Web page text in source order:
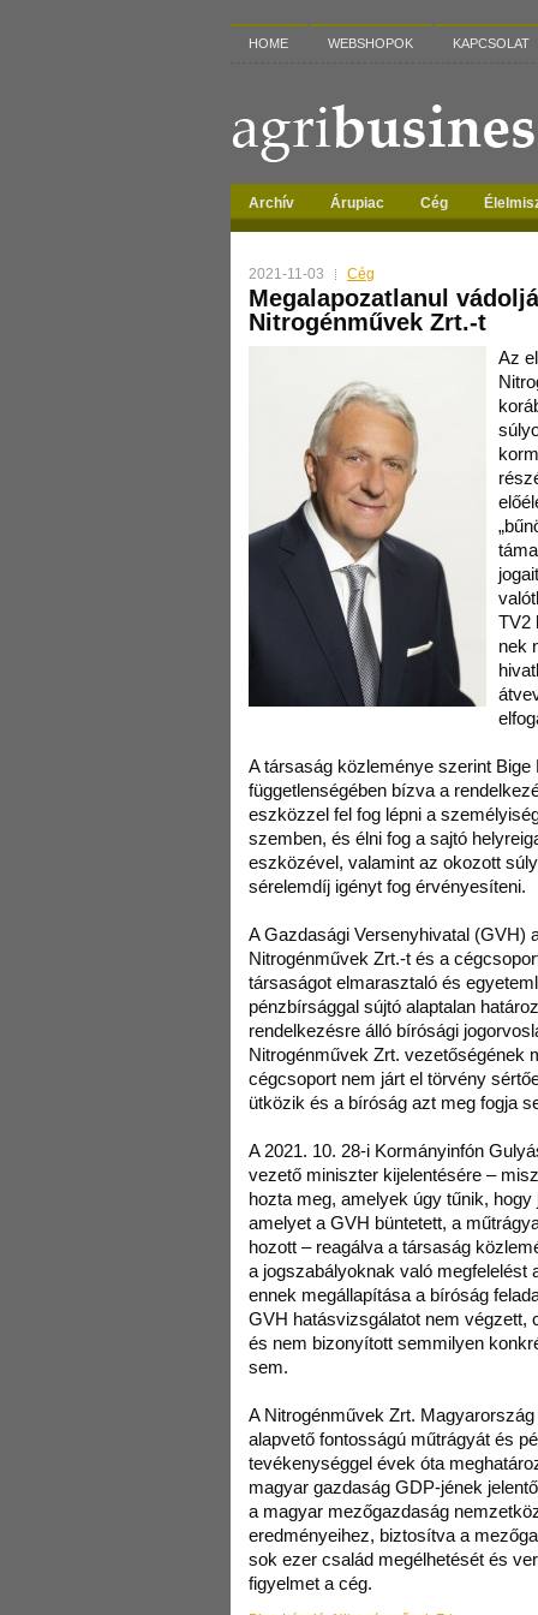
HOME WEBSHOPOK KAPCSOLAT
Archív Árupiac Cég
2021-11-03 Cég
Megalapozatlanul
Nitrogénművek Zrt.-t
Az
TV2
nek
A társaság közleménye szerint
függetlenségében bízva a
eszközzel fel fog lépni a
szemben, és élni fog a sajtó
eszközével, valamint az okozott
sérelemdíj igényt fog érvényesíteni.
A Gazdasági Versenyhivatal (GVH)
Nitrogénművek Zrt.-t és a
társaságot elmarasztaló és
pénzbírsággal sújtó alaptalan
rendelkezésre álló bírósági
Nitrogénművek Zrt. vezetőségének
cégcsoport nem járt el törvény
ütközik és a bíróság azt meg fogja
A 2021. 10. 28-i Kormányinfón
vezető miniszter kijelentésére –
hozta meg, amelyek úgy tűnik,
amelyet a GVH büntetett, a
hozott – reagálva a társaság
a jogszabályoknak való megfelelést
ennek megállapítása a bíróság
GVH hatásvizsgálatot nem végzett,
és nem bizonyított semmilyen
sem.
A Nitrogénművek Zrt.
alapvető fontosságú műtrágyát és
tevékenységgel évek óta
magyar gazdaság GDP-jének
a magyar mezőgazdaság
eredményeihez, biztosítva a
sok ezer család megélhetését és
figyelmet a cég.